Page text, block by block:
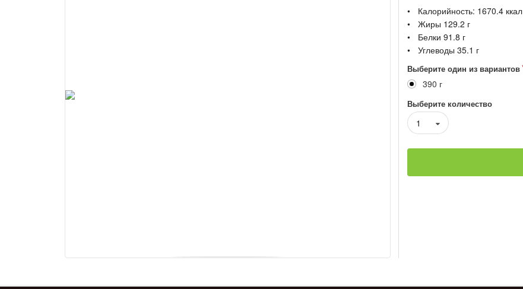
Калорийность: 1670.4ккал
Жиры 129.2 г
Белки 91.8 г
Углеводы 35.1 г
Выберите один из вариантов
390 г
Выберите количество
1